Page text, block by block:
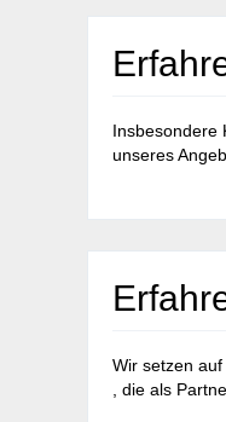
Insbesondere
unseres
Wir setzen
, die als